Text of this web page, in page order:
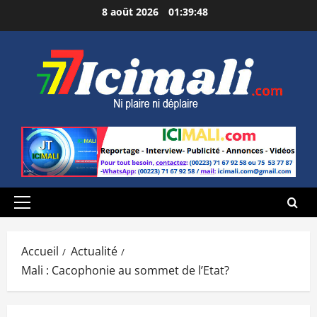
au
8 août 2026 01:39:49
Menu
Accueil
Actualité
Mali : Cacophonie au sommet de l’Etat?